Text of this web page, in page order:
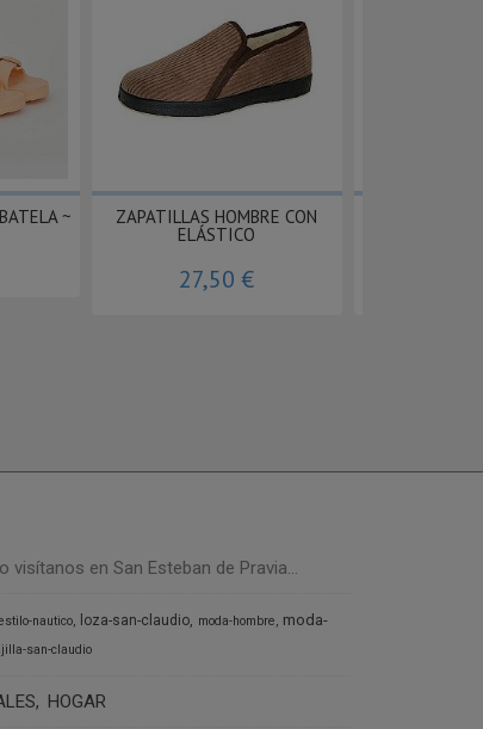
~ ZAPATILLAS HOMBRE CON
ELÁSTICO
27,50 €
en San Esteban de Pravia...
nautico loza-san-claudio moda-hombre
moda-
san-claudio
HOGAR